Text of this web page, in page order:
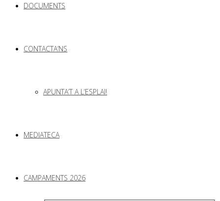
DOCUMENTS
CONTACTA’NS
APUNTA’T A L’ESPLAI!
MEDIATECA
CAMPAMENTS 2026